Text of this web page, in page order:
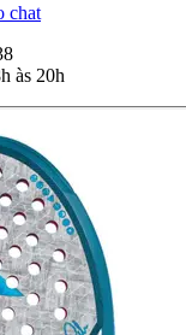
chat
às 20h